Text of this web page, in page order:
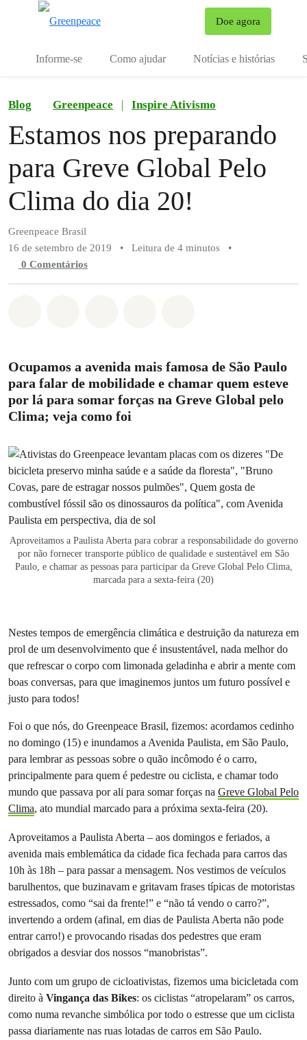
Doe agora
Informe-se Como ajudar Notícias e histórias
Blog Greenpeace | Inspire Ativismo
Estamos nos preparando
para Greve Global Pelo
Clima do dia 20!
Greenpeace Brasil
16 de setembro de 2019
• Leitura de 4 minutos
•
0 Comentários
Ocupamos a avenida mais famosa de São Paulo
para falar de mobilidade e chamar quem esteve
por lá para somar forças na Greve Global pelo
Clima; veja como foi
Aproveitamos a Paulista Aberta para cobrar a responsabilidade do governo
por não fornecer transporte público de qualidade e sustentável em São
Paulo, e chamar as pessoas para participar da Greve Global Pelo Clima,
marcada para a sexta-feira (20)
Nestes tempos de emergência climática e destruição da natureza em
prol de um desenvolvimento que é insustentável, nada melhor do
que refrescar o corpo com limonada geladinha e abrir a mente com
boas conversas, para que imaginemos juntos um futuro possível e
justo para todos!
Foi o que nós, do Greenpeace Brasil, fizemos: acordamos cedinho
no domingo (15) e inundamos a Avenida Paulista, em São Paulo,
para lembrar as pessoas sobre o quão incômodo é o carro,
principalmente para quem é pedestre ou ciclista, e chamar todo
mundo que passava por ali para somar forças na Greve Global Pelo
Clima, ato mundial marcado para a próxima sexta-feira (20).
Aproveitamos a Paulista Aberta – aos domingos e feriados, a
avenida mais emblemática da cidade fica fechada para carros das
10h às 18h – para passar a mensagem. Nos vestimos de veículos
barulhentos, que buzinavam e gritavam frases típicas de motoristas
estressados, como “sai da frente!” e “não tá vendo o carro?”,
invertendo a ordem (afinal, em dias de Paulista Aberta não pode
entrar carro!) e provocando risadas dos pedestres que eram
obrigados a desviar dos nossos “manobristas”.
Junto com um grupo de cicloativistas, fizemos uma bicicletada com
direito à Vingança das Bikes: os ciclistas “atropelaram” os carros,
como numa revanche simbólica por todo o estresse que um ciclista
passa diariamente nas ruas lotadas de carros em São Paulo.